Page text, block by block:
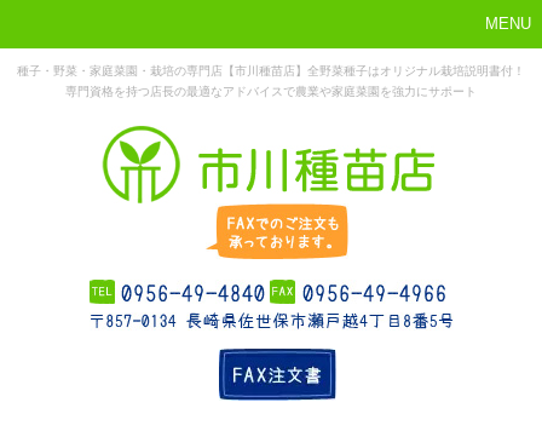
MENU
種子・野菜・家庭菜園・栽培の専門店【市川種苗店】全野菜種子はオリジナル栽培説明書付！
専門資格を持つ店長の最適なアドバイスで農業や家庭菜園を強力にサポート